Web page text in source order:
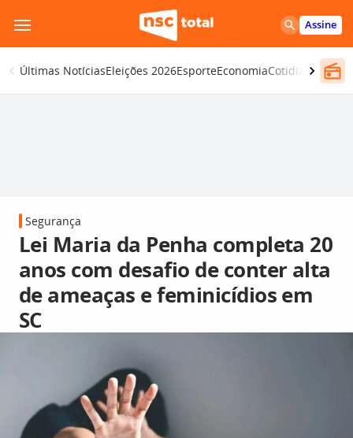
para
o
conteúdo
Assine
Últimas NotíciasEleições 2026EsporteEconomiaCotidiano
Segurança
Lei Maria da Penha completa 20
anos com desafio de conter alta
de ameaças e feminicídios em
SC